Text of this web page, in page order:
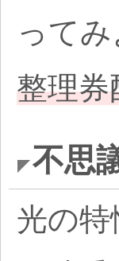
ってみ
整理券
不思
光の